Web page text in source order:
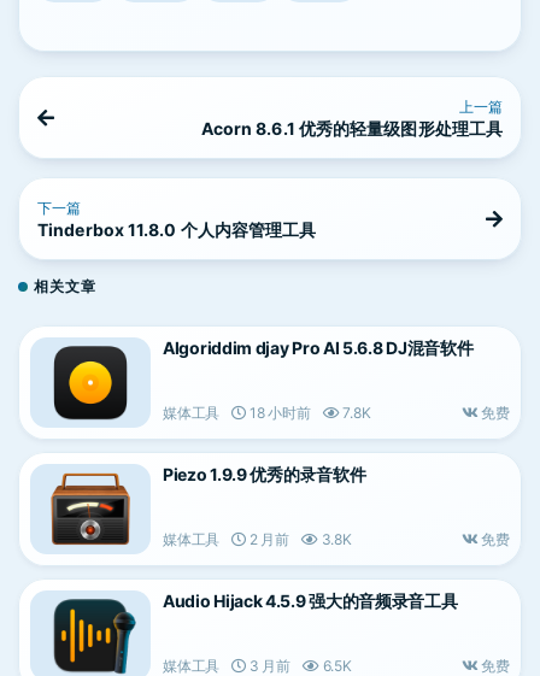
上一篇
Acorn 8.6.1 优秀的轻量级图形处理工具
下一篇
Tinderbox 11.8.0 个人内容管理工具
相关文章
Algoriddim djay Pro AI 5.6.8 DJ混音软件
媒体工具 18 小时前 7.8K 免费
Piezo 1.9.9 优秀的录音软件
媒体工具 2 月前 3.8K 免费
Audio Hijack 4.5.9 强大的音频录音工具
媒体工具 3 月前 6.5K 免费